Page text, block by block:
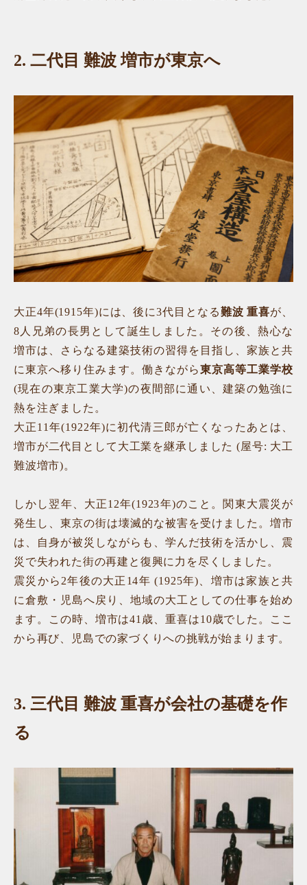
2. 二代目 難波 増市が東京へ
大正4年(1915年)には、後に3代目となる難波 重喜が、
8人兄弟の長男として誕生しました。その後、熱心な
増市は、さらなる建築技術の習得を目指し、家族と共
に東京へ移り住みます。働きながら東京高等工業学校
(現在の東京工業大学)の夜間部に通い、建築の勉強に
熱を注ぎました。
大正11年(1922年)に初代清三郎が亡くなったあとは、
増市が二代目として大工業を継承しました (屋号: 大工
難波増市)。
しかし翌年、大正12年(1923年)のこと。関東大震災が
発生し、東京の街は壊滅的な被害を受けました。増市
は、自身が被災しながらも、学んだ技術を活かし、震
災で失われた街の再建と復興に力を尽くしました。
震災から2年後の大正14年 (1925年)、増市は家族と共
に倉敷・児島へ戻り、地域の大工としての仕事を始め
ます。この時、増市は41歳、重喜は10歳でした。ここ
から再び、児島での家づくりへの挑戦が始まります。
3. 三代目 難波 重喜が会社の基礎を作
る